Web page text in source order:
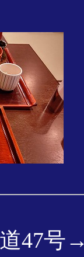
47号